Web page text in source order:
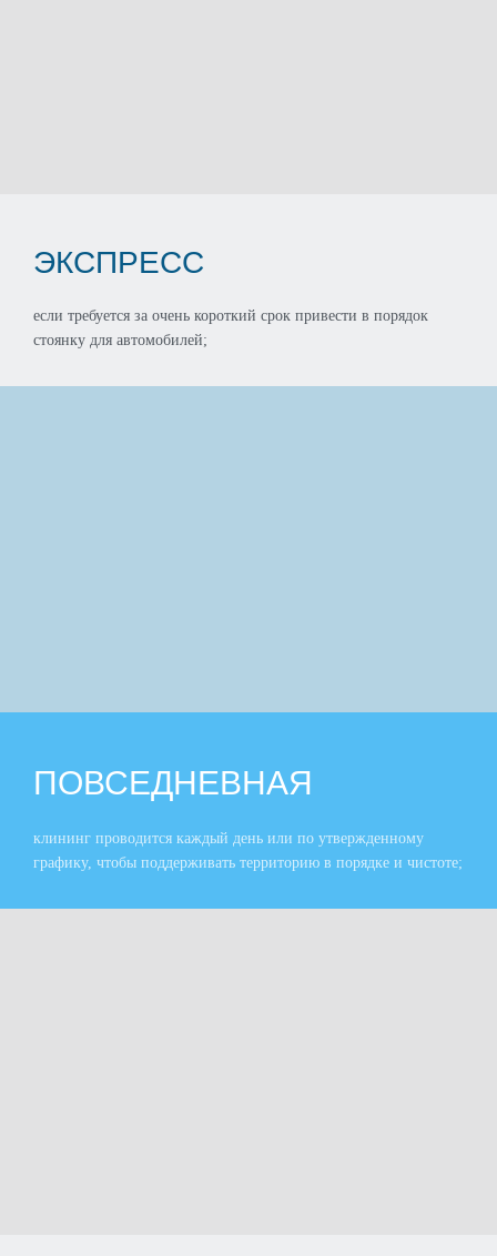
ЭКСПРЕСС
если требуется за очень короткий срок привести в порядок
стоянку для автомобилей;
ПОВСЕДНЕВНАЯ
клининг проводится каждый день или по утвержденному
графику, чтобы поддерживать территорию в порядке и чистоте;